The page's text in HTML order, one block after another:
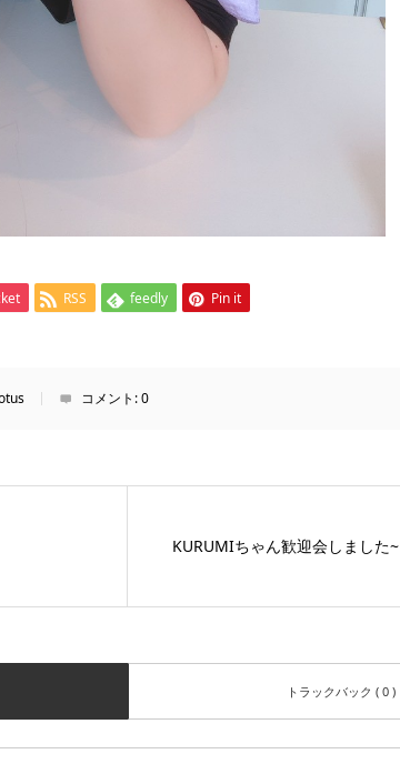
RSS feedly Pin it
コメント:0
KURUMIちゃん歓迎会しました~
トラックバック ( 0 )